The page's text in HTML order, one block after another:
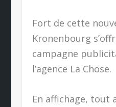
Fort de cette
Kronenbourg
campagne
l’agence La Chose.
En affichage, tout